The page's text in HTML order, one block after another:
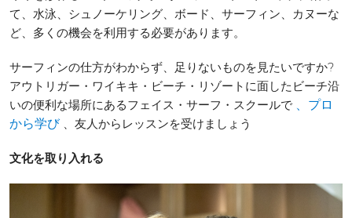
て、水泳、シュノーケリング、ボード、サーフィン、カヌーな
ど、多くの機会を利用する必要があります。
サーフィンの仕方がわからず、足りないものを見たいですか?
アウトリガー・ワイキキ・ビーチ・リゾートに面したビーチ沿
いの便利な場所にあるフェイス・サーフ・スクールで
、プロ
から学び、友人からレッスンを受けましょう
文化を取り入れる